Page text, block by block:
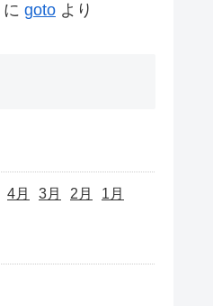
に goto より
4月 3月 2月 1月